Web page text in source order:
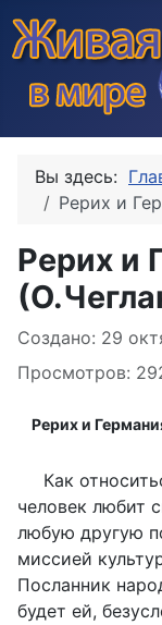
Вы здесь:
Рерих и
Рерих и
Информация о
Создано: 29
Просмотров:
Рерих и
Как
человек любит
любую другую
миссией
Посланник
будет ей,